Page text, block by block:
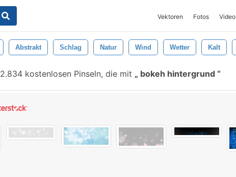
Vektoren Fotos Video
Abstrakt Schlag Natur Wind Wetter Kalt
2.834 kostenlosen Pinseln, die mit bokeh hintergrund